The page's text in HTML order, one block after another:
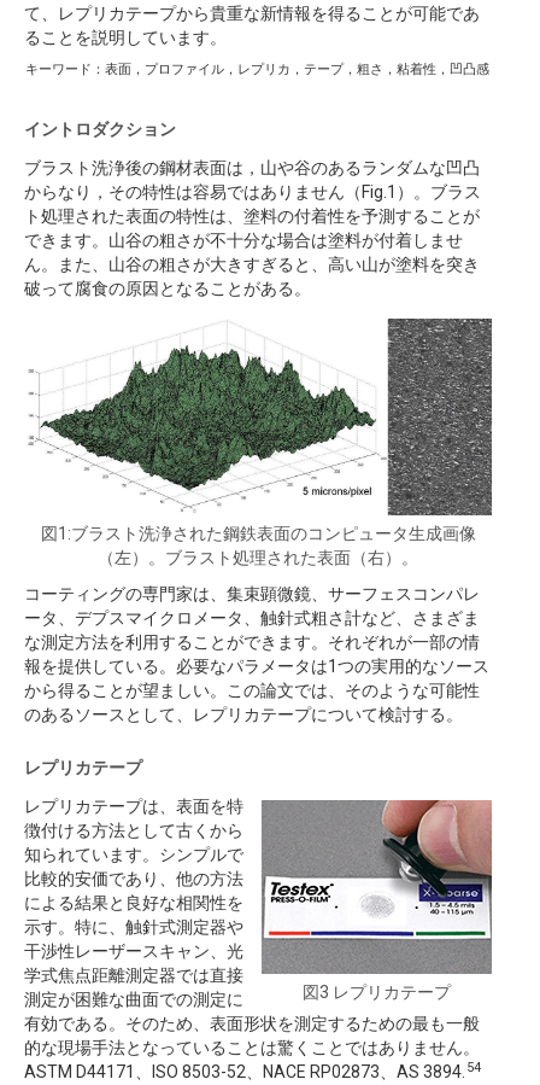
て、レプリカテープから貴重な新情報を得ることが可能であ
ることを説明しています。
キーワード：表面，プロファイル，レプリカ，テープ，粗さ，粘着性，凹凸感
イントロダクション
ブラスト洗浄後の鋼材表面は，山や谷のあるランダムな凹凸
からなり，その特性は容易ではありません（Fig.1）。ブラス
ト処理された表面の特性は、塗料の付着性を予測することが
できます。山谷の粗さが不十分な場合は塗料が付着しませ
ん。また、山谷の粗さが大きすぎると、高い山が塗料を突き
破って腐食の原因となることがある。
図1:ブラスト洗浄された鋼鉄表面のコンピュータ生成画像
（左）。ブラスト処理された表面（右）。
コーティングの専門家は、集束顕微鏡、サーフェスコンパレ
ータ、デプスマイクロメータ、触針式粗さ計など、さまざま
な測定方法を利用することができます。それぞれが一部の情
報を提供している。必要なパラメータは1つの実用的なソース
から得ることが望ましい。この論文では、そのような可能性
のあるソースとして、レプリカテープについて検討する。
レプリカテープ
図3 レプリカテープ
レプリカテープは、表面を特
徴付ける方法として古くから
知られています。シンプルで
比較的安価であり、他の方法
による結果と良好な相関性を
示す。特に、触針式測定器や
干渉性レーザースキャン、光
学式焦点距離測定器では直接
測定が困難な曲面での測定に
有効である。そのため、表面形状を測定するための最も一般
的な現場手法となっていることは驚くことではありません。
ASTM D44171、ISO 8503-52、NACE RP02873、AS 3894. 54